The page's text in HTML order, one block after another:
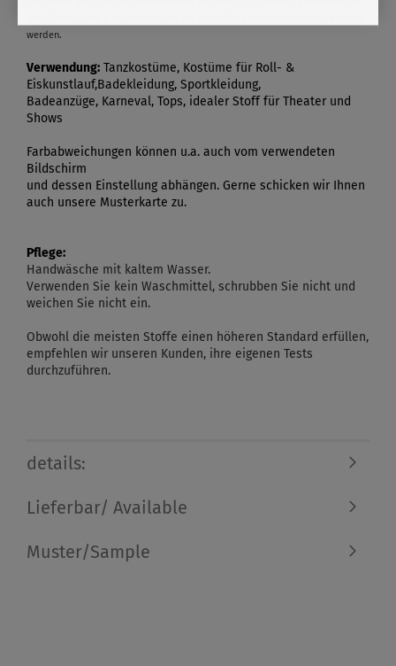
werden.
Verwendung: Tanzkostüme, Kostüme für Roll- &
Eiskunstlauf,Badekleidung, Sportkleidung,
Badeanzüge, Karneval, Tops, idealer Stoff für Theater und
Shows
Farbabweichungen können u.a. auch vom verwendeten
Bildschirm
und dessen Einstellung abhängen. Gerne schicken wir Ihnen
auch unsere Musterkarte zu.
Pflege:
Handwäsche mit kaltem Wasser.
Verwenden Sie kein Waschmittel, schrubben Sie nicht und
weichen Sie nicht ein.
Obwohl die meisten Stoffe einen höheren Standard erfüllen,
empfehlen wir unseren Kunden, ihre eigenen Tests
durchzuführen.
details:
Lieferbar/ Available
Muster/Sample